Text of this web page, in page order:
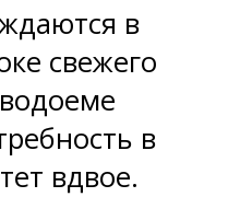
в
свежего
в
вдвое.